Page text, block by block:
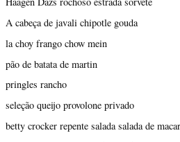
A cabeça de javali chipotle gouda
la choy frango chow mein
pão de batata de martin
pringles rancho
seleção queijo provolone privado
betty crocker repente salada salada de